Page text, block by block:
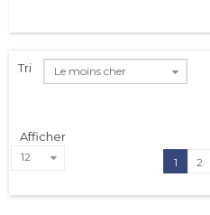
1 2
Tri Le moins cher
Afficher
12